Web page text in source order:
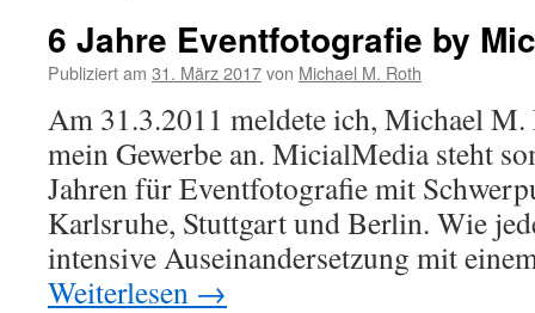
6 Jahre Eventfotografie by
Publiziert am 31. März 2017von Michael M. Roth
Am 31.3.2011 meldete ich, Michael
mein Gewerbe an. MicialMedia steht
Jahren für Eventfotografie mit
Karlsruhe, Stuttgart und Berlin. Wie
intensive Auseinandersetzung mit
Weiterlesen →